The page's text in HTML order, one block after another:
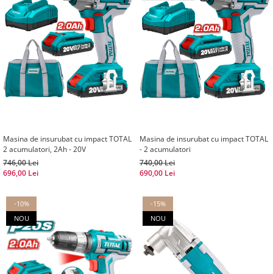
Masina de insurubat cu impact TOTAL
2 acumulatori, 2Ah - 20V
746,00 Lei
696,00 Lei
Masina de insurubat cu impact TOTAL
- 2 acumulatori
740,00 Lei
690,00 Lei
-10%
NOU
-15%
NOU